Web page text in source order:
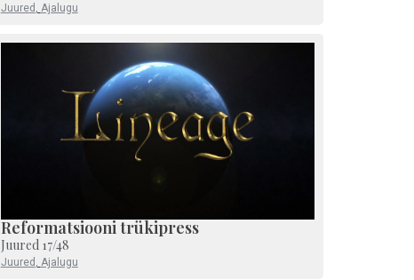
Juured , Ajalugu
Reformatsiooni trükipress
Juured 17/48
Juured Ajalugu